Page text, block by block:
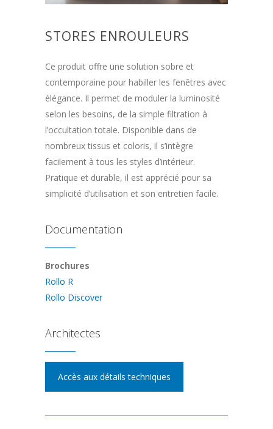
STORES ENROULEURS
Ce produit offre une solution sobre et
contemporaine pour habiller les fenêtres avec
élégance. Il permet de moduler la luminosité
selon les besoins, de la simple filtration à
l’occultation totale. Disponible dans de
nombreux tissus et coloris, il s’intègre
facilement à tous les styles d’intérieur.
Pratique et durable, il est apprécié pour sa
simplicité d’utilisation et son entretien facile.
Documentation
Brochures
Rollo R
Rollo Discover
Architectes
Accès aux détails techniques